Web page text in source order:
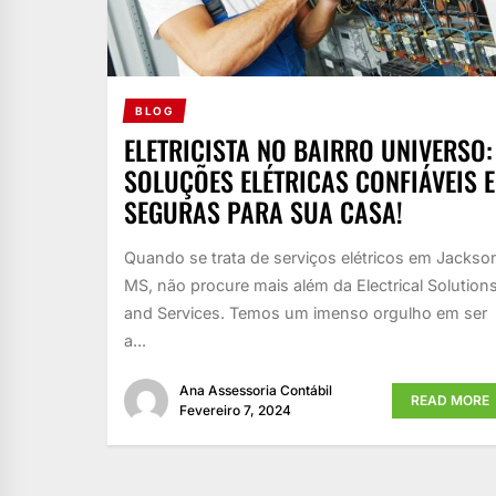
BLOG
ELETRICISTA NO BAIRRO UNIVERSO:
SOLUÇÕES ELÉTRICAS CONFIÁVEIS E
SEGURAS PARA SUA CASA!
Quando se trata de serviços elétricos em
MS, não procure mais além da Electrical
and Services. Temos um imenso orgulho em ser
a...
Ana Assessoria Contábil
Fevereiro 7, 2024
READ MORE